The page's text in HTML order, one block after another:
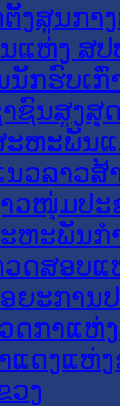
ງສູນກາ
ແຫ່ງ ສປ
ກຮົບເກົ່
ຊົນສູງສຸ
ະຫະພັນ
ວລາວສ້
ວໜຸ່ມປະ
ຫະພັນກ
ວດສອບແ
ອຍະການ
ດກາແຫ່
ແດງແຫ່
ວງ